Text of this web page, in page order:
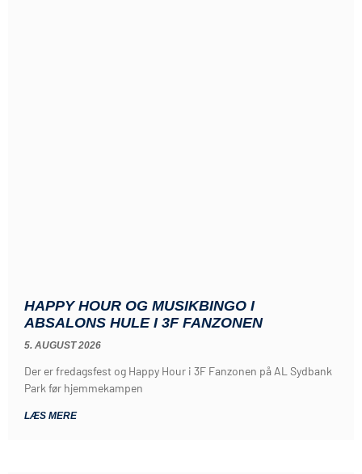
HAPPY HOUR OG MUSIKBINGO I
ABSALONS HULE I 3F FANZONEN
5. AUGUST 2026
Der er fredagsfest og Happy Hour i 3F Fanzonen på AL Sydbank
Park før hjemmekampen
LÆS MERE